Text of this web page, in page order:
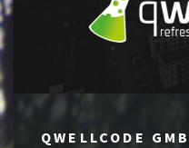
QWELLCODE